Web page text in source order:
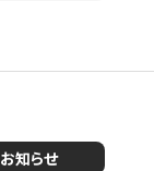
お知らせ